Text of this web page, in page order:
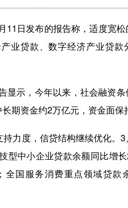
日发布的报告称，适度宽松
业贷款、数字经济产业贷款
示，今年以来，社会融资条
期资金约2万亿元，资金面保
力度，信贷结构继续优化。3
型中小企业贷款余额同比增
全国服务消费重点领域贷款